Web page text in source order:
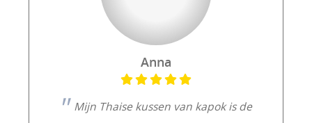
Mijn Thaise kussen van kapok is de
Anna